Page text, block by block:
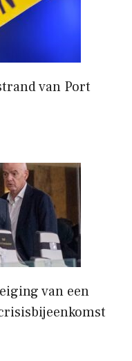
van Port
van een